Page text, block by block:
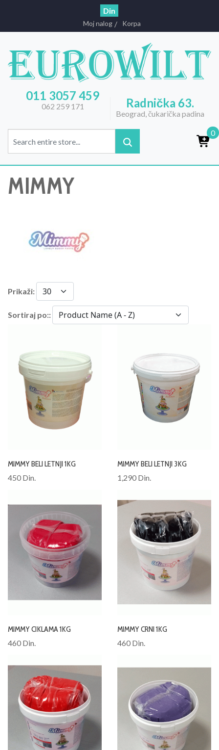
Din
Moj nalog Korpa
011 3057 459
062 259 171 Radnička 63.
Beograd, čukarička padina
0
MIMMY
Prikaži:
Sortiraj po::
MIMMY BELI LETNJI 1KG
450 Din.
MIMMY BELI LETNJI 3KG
1,290 Din.
MIMMY CIKLAMA 1KG
460 Din.
MIMMY CRNI 1KG
460 Din.